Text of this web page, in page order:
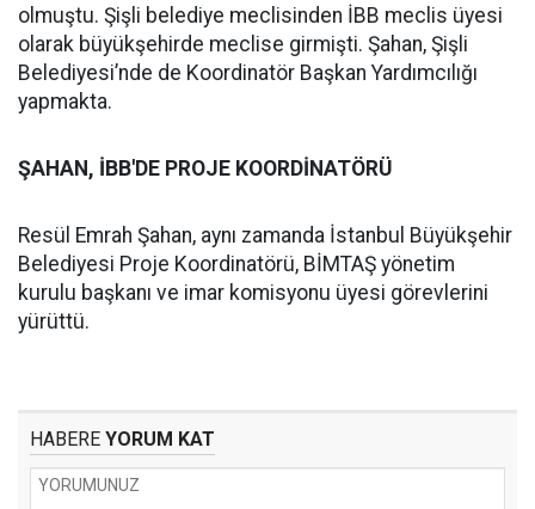
olmuştu. Şişli belediye meclisinden İBB meclis üyesi
olarak büyükşehirde meclise girmişti. Şahan, Şişli
Belediyesi’nde de Koordinatör Başkan Yardımcılığı
yapmakta.
ŞAHAN, İBB'DE PROJE KOORDİNATÖRÜ
Resül Emrah Şahan, aynı zamanda İstanbul Büyükşehir
Belediyesi Proje Koordinatörü, BİMTAŞ yönetim
kurulu başkanı ve imar komisyonu üyesi görevlerini
yürüttü.
HABERE YORUM KAT